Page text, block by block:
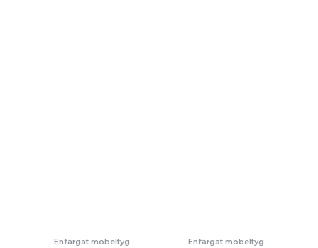
Enfärgat möbeltyg Enfärgat möbeltyg